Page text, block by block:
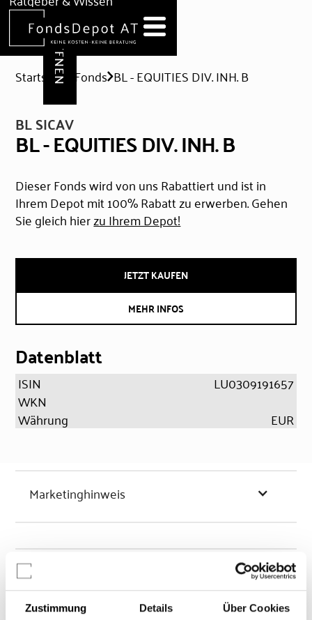
Zustimmung Details Über Cookies
Hilfe & Formulare
DEPOT ERÖFFNEN
Startseite Fonds BL - EQUITIES DIV. INH. B
BL SICAV
BL - EQUITIES DIV. INH. B
Dieser Fonds wird von uns Rabattiert und ist in
Ihrem Depot mit 100% Rabatt zu erwerben. Gehen
Sie gleich hierzu Ihrem Depot!
JETZT KAUFEN
MEHR INFOS
Datenblatt
ISIN
LU0309191657
WKN
Währung
EUR
Marketinghinweis
Chancen & Risiken